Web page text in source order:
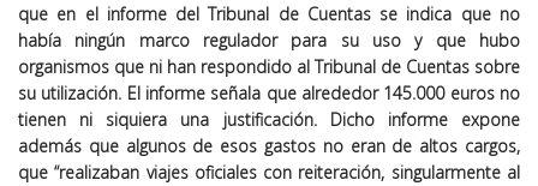
que en el informe del Tribunal de Cuentas se indica que no
había ningún marco regulador para su uso y que hubo
organismos que ni han respondido al Tribunal de Cuentas sobre
su utilización. El informe señala que alrededor 145.000 euros no
tienen ni siquiera una justificación. Dicho informe expone
además que algunos de esos gastos no eran de altos cargos,
que “realizaban viajes oficiales con reiteración, singularmente al